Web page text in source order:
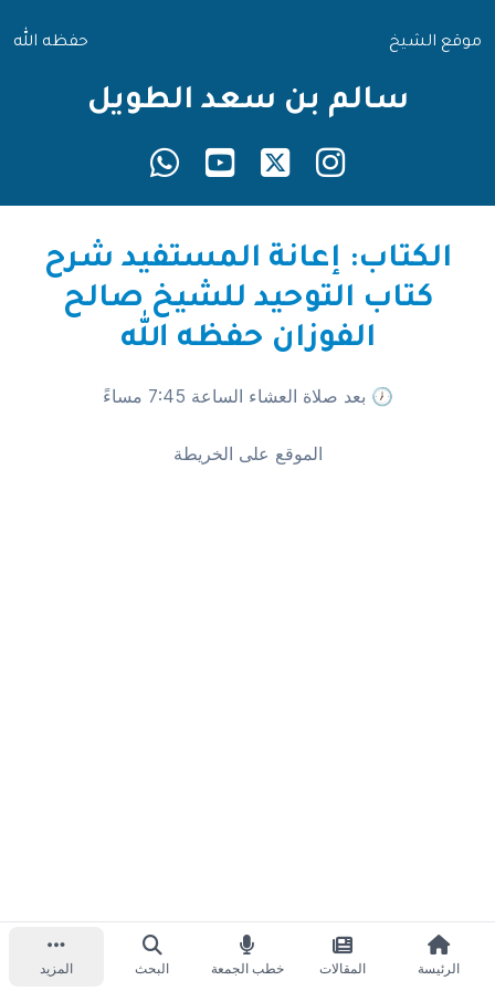
موقع الشيخ حفظه الله
سالم بن سعد الطويل
الكتاب: إعانة المستفيد شرح
كتاب التوحيد للشيخ صالح
الفوزان حفظه الله
🕖 بعد صلاة العشاء الساعة 7:45 مساءً
الموقع على الخريطة
الرئيسة المقالات خطب الجمعة البحث المزيد